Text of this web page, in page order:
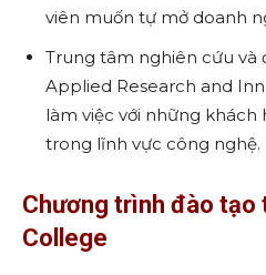
viên muốn tự mở doanh
Trung tâm nghiên cứu và
Applied Research and
làm việc với những
trong lĩnh vực công nghệ.
Chương trình đào tạo
College